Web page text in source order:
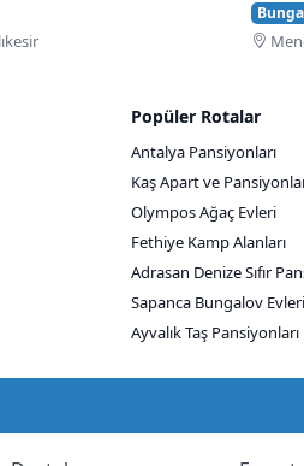
Popüler Rotalar
Antalya Pansiyonları
Kaş Apart ve
Olympos Ağaç Evleri
Fethiye Kamp Alanları
Adrasan Denize Sıfır
Sapanca Bungalov Evleri
Ayvalık Taş Pansiyonları